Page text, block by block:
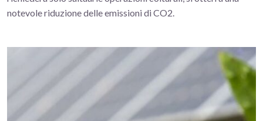
notevole riduzione delle emissioni di CO2.